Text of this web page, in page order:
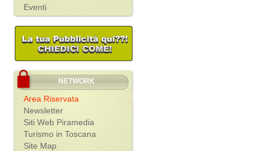
Eventi
NETWORK
Area Riservata
Newsletter
Siti Web Piramedia
Turismo in Toscana
Site Map